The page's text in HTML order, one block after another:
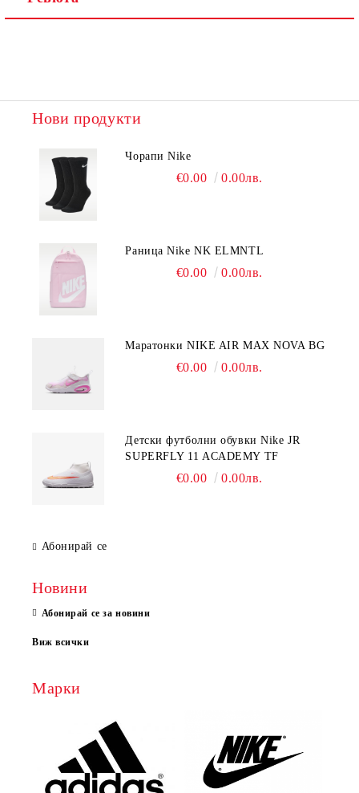
Нови продукти
Чорапи Nike
€0.00 0.00лв.
Раница Nike NK ELMNTL
€0.00 0.00лв.
Mаратонки NIKE AIR MAX NOVA BG
€0.00 0.00лв.
Детски футболни обувки Nike JR
SUPERFLY 11 ACADEMY TF
€0.00 0.00лв.
Абонирай се
Новини
Абонирай се за новини
Виж всички
Марки